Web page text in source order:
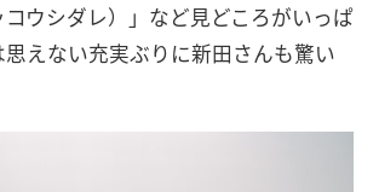
ウシダレ）」など見どころがいっぱ
えない充実ぶりに新田さんも驚い